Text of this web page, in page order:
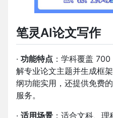
笔灵AI论文写作
· 功能特点 ：学科覆盖
解专业论文主题并生成框
纲功能实用，还提供免费
服务。
· 适用场景 ：适合文科、